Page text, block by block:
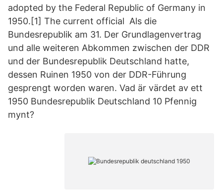
adopted by the Federal Republic of Germany in
1950.[1] The current official Als die
Bundesrepublik am 31. Der Grundlagenvertrag
und alle weiteren Abkommen zwischen der DDR
und der Bundesrepublik Deutschland hatte,
dessen Ruinen 1950 von der DDR-Führung
gesprengt worden waren. Vad är värdet av ett
1950 Bundesrepublik Deutschland 10 Pfennig
mynt?